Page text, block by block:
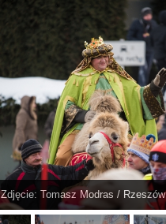
Zdjęcie: Tomasz Modras /